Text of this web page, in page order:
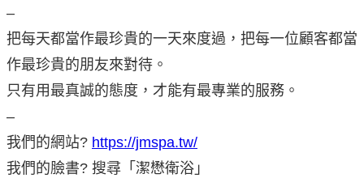
–
把每天都當作最珍貴的一天來度過，把每一位顧客都當
作最珍貴的朋友來對待。
只有用最真誠的態度，才能有最專業的服務。
–
我們的網站? https://jmspa.tw/
我們的臉書? 搜尋「潔懋衛浴」